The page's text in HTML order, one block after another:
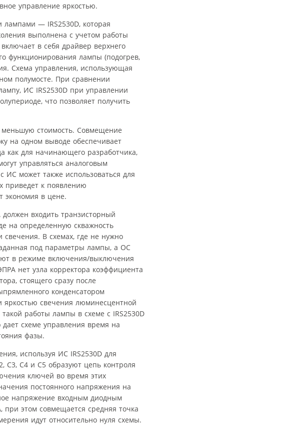
управление яркостью.
— IRS2530D, которая
выполнена с учетом работы
в себя драйвер верхнего
функционирования лампы (подогрев,
Схема управления, использующая
полумосте. При сравнении
ИС IRS2530D при управлении
что позволяет получить
меньшую стоимость. Совмещение
на одном выводе обеспечивает
как для начинающего разработчика,
управляться аналоговым
может также использоваться для
приведет к появлению
экономия в цене.
входить транзисторный
на определенную скважность
свечения. В схемах, где не нужно
под параметры лампы, а ОС
в режиме включения/выключения
нет узла корректора коэффициента
стоящего сразу после
конденсатором
свечения люминесцентной
работы лампы в схеме с IRS2530D
схеме управления время на
фазы.
используя ИС IRS2530D для
С3, С4 и С5 образуют цепь контроля
ключей во время этих
постоянного напряжения на
напряжение входным диодным
этом совмещается средняя точка
идут относительно нуля схемы.